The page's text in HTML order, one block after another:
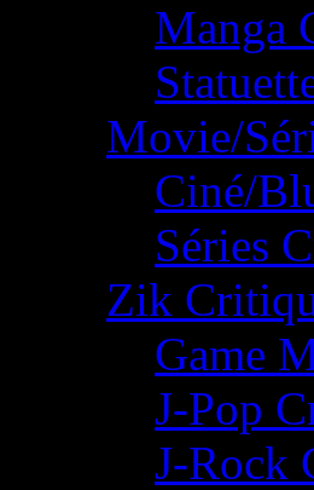
Manga
Movie/
Ciné/
Séries
Zik
Game
J-Pop
J-Rock